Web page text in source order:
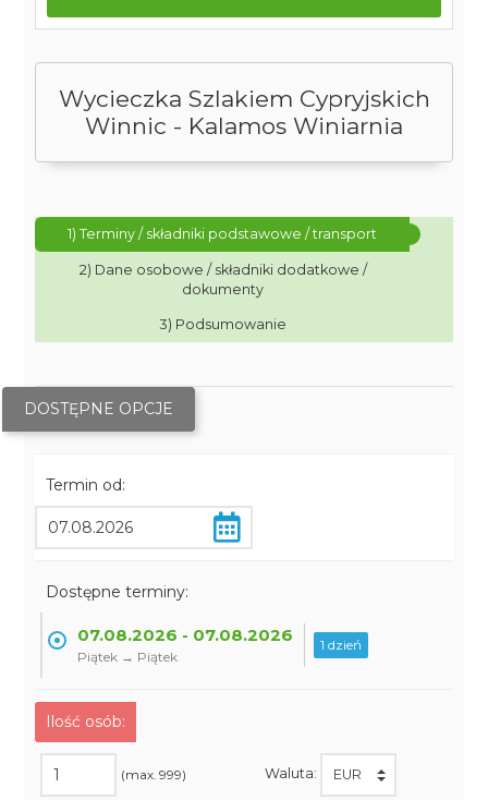
Wycieczka Szlakiem Cypryjskich
Winnic - Kalamos Winiarnia
1) Terminy / składniki podstawowe / transport
2) Dane osobowe / składniki dodatkowe /
dokumenty
3) Podsumowanie
DOSTĘPNE OPCJE
Termin od:
Dostępne terminy:
07.08.2026 - 07.08.2026
Piątek → Piątek
1 dzień
Ilość osób:
(max. 999) Waluta: